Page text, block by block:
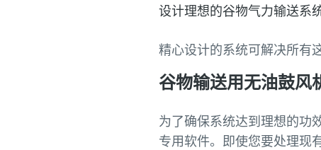
设计理想的谷物气力输送系
精心设计的系统可解决所有
谷物输送用无油鼓风
为了确保系统达到理想的功
专用软件。即使您要处理现